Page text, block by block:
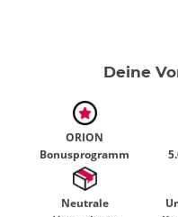
Deine
ORION
Bonusprogramm
Neutrale